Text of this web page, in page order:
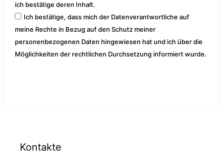
ich bestätige deren Inhalt.
Ich bestätige, dass mich der Datenverantwortliche auf
meine Rechte in Bezug auf den Schutz meiner
personenbezogenen Daten hingewiesen hat und ich über die
Möglichkeiten der rechtlichen Durchsetzung informiert wurde.
Kontakte